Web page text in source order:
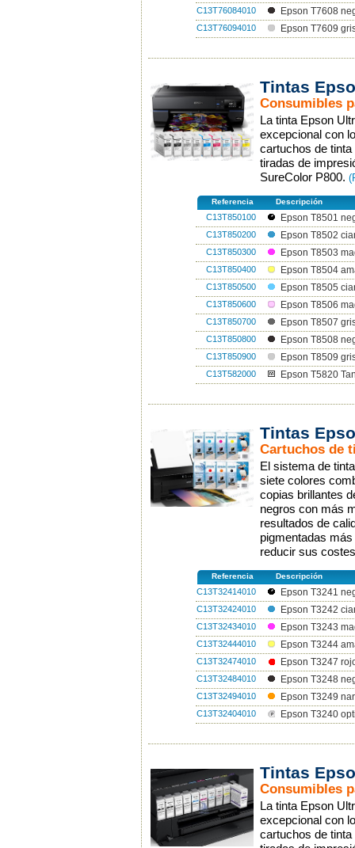
C13T76084010 Epson T7608
C13T76094010 Epson T7609
Tintas
Consumibles
La tinta Epson
excepcional con
cartuchos de
tiradas de
SureColor P800.
Referencia Descripción
C13T850100 Epson T8501
C13T850200 Epson T8502
C13T850300 Epson T8503
C13T850400 Epson T8504
C13T850500 Epson T8505
C13T850600 Epson T8506
C13T850700 Epson T8507
C13T850800 Epson T8508
C13T850900 Epson T8509
C13T582000 Epson T5820
Tintas
Cartuchos de
El sistema de
siete colores
copias brillantes
negros con más
resultados de
pigmentadas
reducir sus
Referencia Descripción
C13T32414010 Epson T3241
C13T32424010 Epson T3242
C13T32434010 Epson T3243
C13T32444010 Epson T3244
C13T32474010 Epson T3247
C13T32484010 Epson T3248
C13T32494010 Epson T3249
C13T32404010 Epson T3240
Tintas
Consumibles
La tinta Epson
excepcional con
cartuchos de